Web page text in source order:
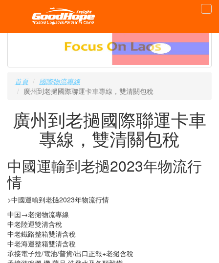
首頁
國際物流專線
廣州到老撾國際聯運卡車專線，雙清關包稅
廣州到老撾國際聯運卡車
專線，雙清關包稅
中國運輸到老撾2023年物流行
情
>中國運輸到老撾2023年物流行情
中囯→老撾物流專線
中老陸運雙清含稅
中老鐵路整箱雙清含稅
中老海運整箱雙清含稅
承接電子煙/電池/普貨/出口正報+老撾含稅